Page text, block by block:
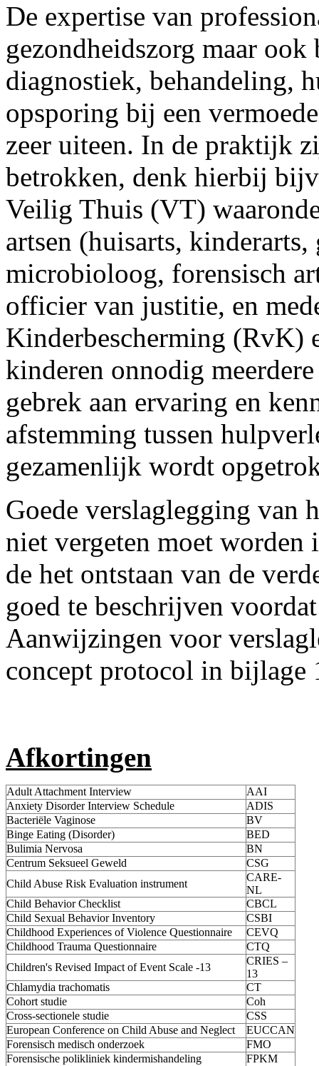
De expertise van
gezondheidszorg maar ook
diagnostiek, behandeling,
opsporing bij een
zeer uiteen. In de praktijk
betrokken, denk hierbij
Veilig Thuis (VT)
artsen (huisarts,
microbioloog, forensisch
officier van justitie, en
Kinderbescherming (RvK)
kinderen onnodig
gebrek aan ervaring en
afstemming tussen
gezamenlijk wordt
Goede verslaglegging van
niet vergeten moet worden
de het ontstaan van de
goed te beschrijven
Aanwijzingen voor
concept protocol in bijlage
Afkortingen
Adult Attachment Interview
AAI
Anxiety Disorder Interview Schedule
ADIS
Bacteriële Vaginose
BV
Binge Eating (Disorder)
BED
Bulimia Nervosa
BN
Centrum Seksueel Geweld
CSG
Child Abuse Risk Evaluation instrument
CARE-
NL
Child Behavior Checklist
CBCL
Child Sexual Behavior Inventory
CSBI
Childhood Experiences of Violence Questionnaire
CEVQ
Childhood Trauma Questionnaire
CTQ
Children's Revised Impact of Event Scale -13
CRIES –
13
Chlamydia trachomatis
CT
Cohort studie
Coh
Cross-sectionele studie
CSS
European Conference on Child Abuse and Neglect
EUCCAN
Forensisch medisch onderzoek
FMO
Forensische polikliniek kindermishandeling
FPKM